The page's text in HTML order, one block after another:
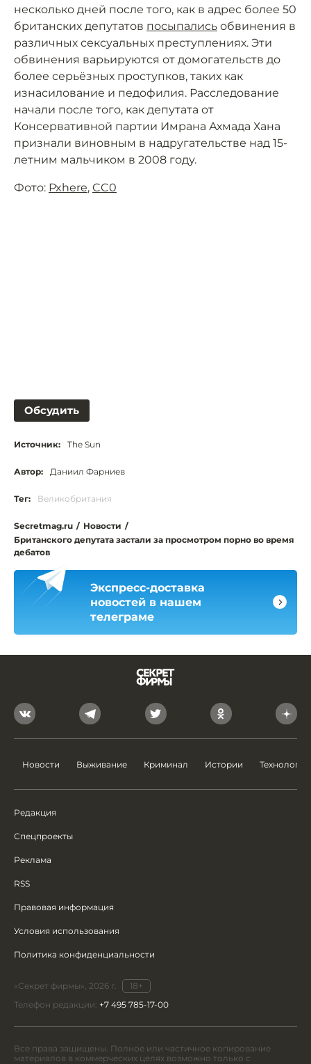
несколько дней после того, как в адрес более 50
британских депутатов посыпались обвинения в
различных сексуальных преступлениях. Эти
обвинения варьируются от домогательств до
более серьёзных проступков, таких как
изнасилование и педофилия. Расследование
начали после того, как депутата от
Консервативной партии Имрана Ахмада Хана
признали виновным в надругательстве над 15-
летним мальчиком в 2008 году.
Фото: Pxhere, CC0
Обсудить
Источник: The Sun
Автор: Даниил Фарниев
Тег: Великобритания
Secretmag.ru / Новости /
Британского депутата застали за просмотром порно во время
дебатов
Экспресс-доставка
новостей в нашем
телеграме
Новости Выживание Криминал Истории Технологии
Редакция
Спецпроекты
Реклама
RSS
Правовая информация
Условия использования
Политика конфиденциальности
«Секрет фирмы», 2026 г.
18+
Телефон редакции: +7 495 785-17-00
Все права защищены. Полное или частичное копирование
материалов в коммерческих целях возможно только с